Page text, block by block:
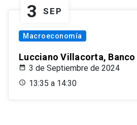
3 SEP
Macroeconomía
Lucciano Villacorta,
3 de Septiembre de 2024
13:35 a 14:30